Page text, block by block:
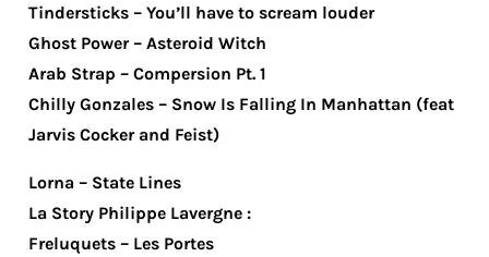
Tindersticks – You’ll have to scream louder
Ghost Power – Asteroid Witch
Arab Strap – Compersion Pt. 1
Chilly Gonzales – Snow Is Falling In Manhattan (feat
Jarvis Cocker and Feist)
Lorna – State Lines
La Story Philippe Lavergne :
Freluquets – Les Portes